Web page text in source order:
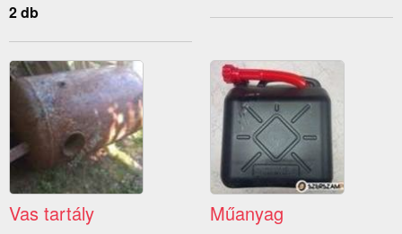
2 db
Vas tartály Műanyag